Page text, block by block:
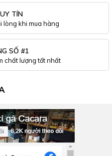
TÍN
lòng khi mua hàng
SỐ #1
chất lượng tốt nhất